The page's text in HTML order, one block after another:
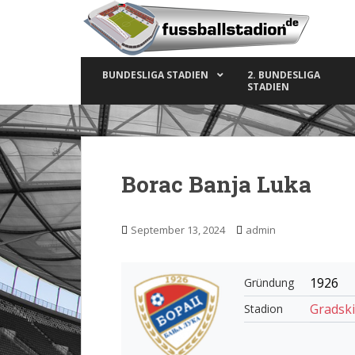
m
a
i
n
c
o
n
t
e
n
t
BUNDESLIGA STADIEN
2. BUNDESLIGA
STADIEN
Borac Banja Luka
September 13, 2024 admin
Gründung 1926
Stadion